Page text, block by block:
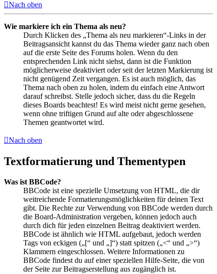
Nach oben
Wie markiere ich ein Thema als neu?
Durch Klicken des „Thema als neu markieren“-Links in der
Beitragsansicht kannst du das Thema wieder ganz nach oben
auf die erste Seite des Forums holen. Wenn du den
entsprechenden Link nicht siehst, dann ist die Funktion
möglicherweise deaktiviert oder seit der letzten Markierung ist
nicht genügend Zeit vergangen. Es ist auch möglich, das
Thema nach oben zu holen, indem du einfach eine Antwort
darauf schreibst. Stelle jedoch sicher, dass du die Regeln
dieses Boards beachtest! Es wird meist nicht gerne gesehen,
wenn ohne triftigen Grund auf alte oder abgeschlossene
Themen geantwortet wird.
Nach oben
Textformatierung und Thementypen
Was ist BBCode?
BBCode ist eine spezielle Umsetzung von HTML, die dir
weitreichende Formatierungsmöglichkeiten für deinen Text
gibt. Die Rechte zur Verwendung von BBCode werden durch
die Board-Administration vergeben, können jedoch auch
durch dich für jeden einzelnen Beitrag deaktiviert werden.
BBCode ist ähnlich wie HTML aufgebaut, jedoch werden
Tags von eckigen („[“ und „]“) statt spitzen („<“ und „>“)
Klammern eingeschlossen. Weitere Informationen zu
BBCode findest du auf einer speziellen Hilfe-Seite, die von
der Seite zur Beitragserstellung aus zugänglich ist.